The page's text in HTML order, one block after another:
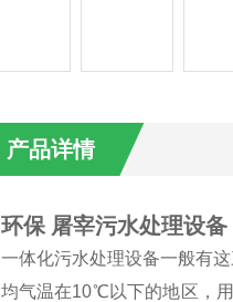
产品详情
环保 屠宰污水处理设备
一体化污水处理设备一般有
均气温在10℃以下的地区，